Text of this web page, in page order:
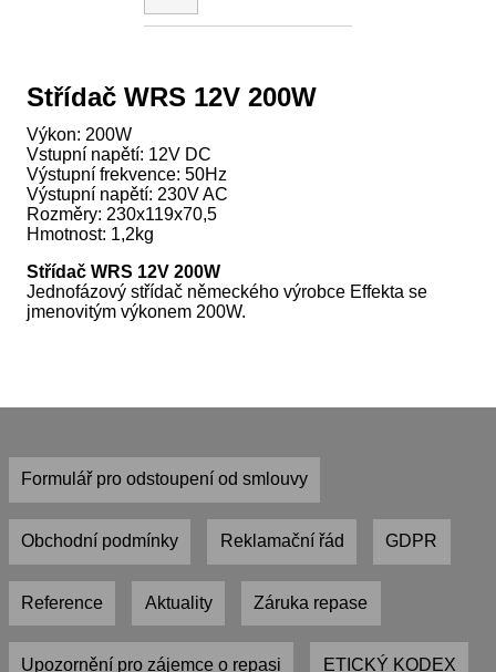
Střídač WRS 12V 200W
Výkon: 200W
Vstupní napětí: 12V DC
Výstupní frekvence: 50Hz
Výstupní napětí: 230V AC
Rozměry: 230x119x70,5
Hmotnost: 1,2kg
Střídač WRS 12V 200W
Jednofázový střídač německého výrobce Effekta se
jmenovitým výkonem 200W.
Formulář pro odstoupení od smlouvy
Obchodní podmínky Reklamační řád GDPR
Reference Aktuality Záruka repase
Upozornění pro zájemce o repasi ETICKÝ KODEX